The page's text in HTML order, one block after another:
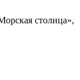
столица»,